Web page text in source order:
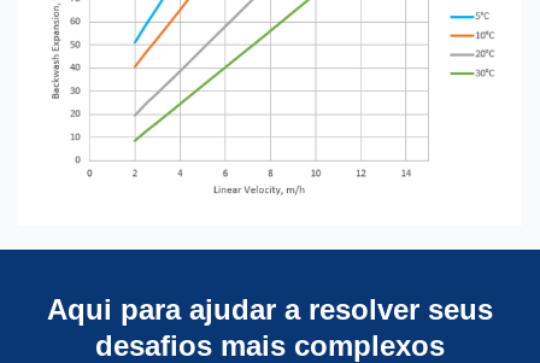
Aqui para ajudar a resolver seus
desafios mais complexos